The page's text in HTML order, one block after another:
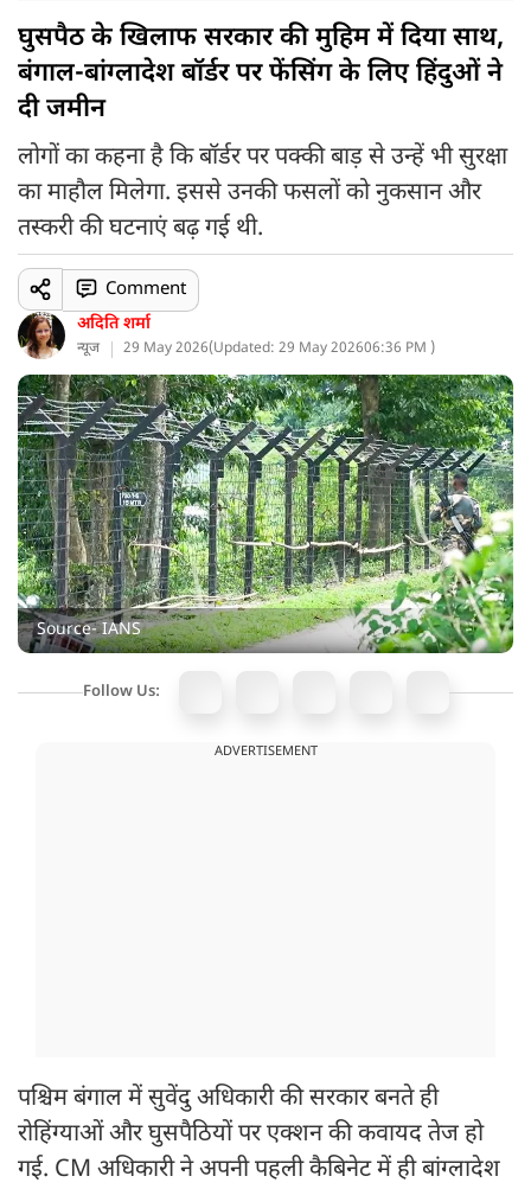
घुसपैठ के खिलाफ सरकार की मुहिम में दिया साथ,
बंगाल-बांग्लादेश बॉर्डर पर फेंसिंग के लिए हिंदुओं ने
दी जमीन
लोगों का कहना है कि बॉर्डर पर पक्की बाड़ से उन्हें भी सुरक्षा
का माहौल मिलेगा. इससे उनकी फसलों को नुकसान और
तस्करी की घटनाएं बढ़ गई थी.
अदिति शर्मा
न्यूज 29 May 2026(Updated: 29 May 202606:36 PM )
Comment
Source- IANS
Follow Us:
ADVERTISEMENT
पश्चिम बंगाल में सुवेंदु अधिकारी की सरकार बनते ही
रोहिंग्याओं और घुसपैठियों पर एक्शन की कवायद तेज हो
गई. CM अधिकारी ने अपनी पहली कैबिनेट में ही बांग्लादेश